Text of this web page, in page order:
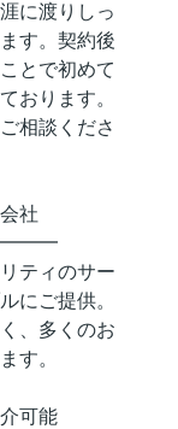
に渡りしっ
す。契約後
とで初めて
おります。
相談くださ
社
ティのサー
にご提供。
、多くのお
す。
可能